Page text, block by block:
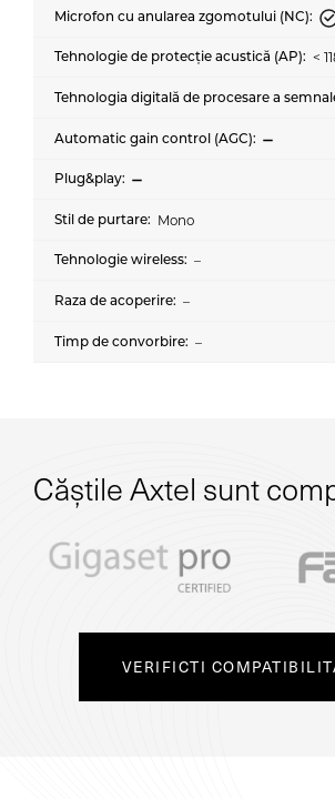
<
Mono
–
–
–
Căștile Axtel sunt
VERIFICTI